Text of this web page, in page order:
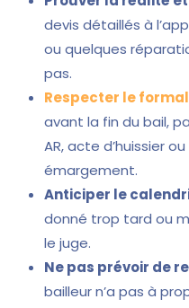
devis détaillés à
ou quelques
pas.
Respecter le
avant la fin du bail,
AR, acte d’huissier
émargement.
Anticiper le
donné trop tard ou
le juge.
Ne pas prévoir de
bailleur n’a pas à